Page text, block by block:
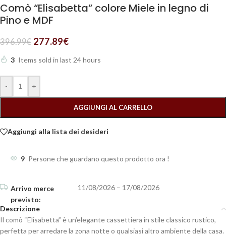
Comò “Elisabetta” colore Miele in legno di
Pino e MDF
396.99€ 277.89€
3 Items sold in last 24 hours
- +
AGGIUNGI AL CARRELLO
Aggiungi alla lista dei desideri
9 Persone che guardano questo prodotto ora !
11/08/2026 – 17/08/2026
Descrizione
Il comò “Elisabetta” è un’elegante cassettiera in stile classico rustico,
perfetta per arredare la zona notte o qualsiasi altro ambiente della casa.